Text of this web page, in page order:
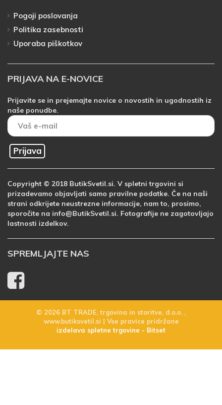
Pogoji poslovanja
Politika zasebnosti
Uporaba piškotkov
PRIJAVA NA E-NOVICE
Prijavite se in prejemajte novice o novostih in ugodnostih iz
naše ponudbe.
Prijava
Copyright © 2018 ButikSvetil.si. V spletni trgovini si
prizadevamo objavljati samo pravilne podatke. Če na naši
strani odkrijete neustrezne informacije, nam to, prosimo,
sporočite na info@ButikSvetil.si. Fotografije ne zagotovljajo
lastnosti izdelkov.
SPREMLJAJTE NAS
© 2026 BT TRADE, trgovina in storitve, d.o.o. ,
www.butiksvetil.si | Vse pravice pridržane
izdelava spletne trgovine - Bitset